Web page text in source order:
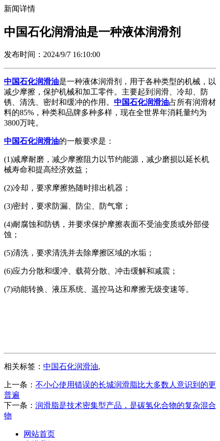
新闻详情
中国石化润滑油是一种液体润滑剂
发布时间：2024/9/7 16:10:00
中国石化润滑油是一种液体润滑剂，用于各种类型的机械，以
减少摩擦，保护机械和加工零件。主要起到润滑、冷却、防
锈、清洗、密封和缓冲的作用。 中国石化润滑油占所有润滑材
料的85%，种类和品牌多种多样，现在全世界年消耗量约为
3800万吨。
中国石化润滑油的一般要求是：
(1)减摩耐磨，减少摩擦阻力以节约能源，减少磨损以延长机
械寿命和提高经济效益；
(2)冷却，要求摩擦热随时排出机器；
(3)密封，要求防漏、防尘、防气窜；
(4)耐腐蚀和防锈，并要求保护摩擦表面不受油变质或外部侵
蚀；
(5)清洗，要求清洗并去除摩擦区域的水垢；
(6)应力分散和缓冲、载荷分散、冲击缓解和减震；
(7)动能转换、液压系统、遥控马达和摩擦无级变速等。
相关标签： 中国石化润滑油,
上一条： 不小心使用错误的长城润滑脂比大多数人意识到的更
普遍
下一条： 润滑脂是技术密集型产品，是碳氢化合物的复杂混合
物
网站首页